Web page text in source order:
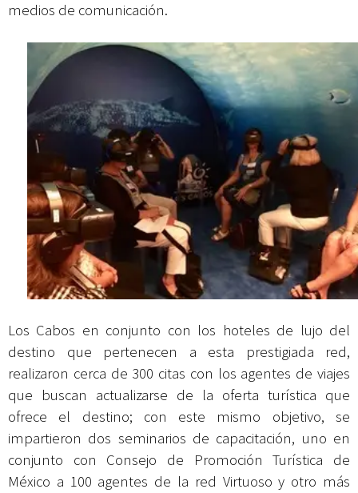
medios de comunicación.
Los Cabos en conjunto con los hoteles de lujo del
destino que pertenecen a esta prestigiada red,
realizaron cerca de 300 citas con los agentes de viajes
que buscan actualizarse de la oferta turística que
ofrece el destino; con este mismo objetivo, se
impartieron dos seminarios de capacitación, uno en
conjunto con Consejo de Promoción Turística de
México a 100 agentes de la red Virtuoso y otro más